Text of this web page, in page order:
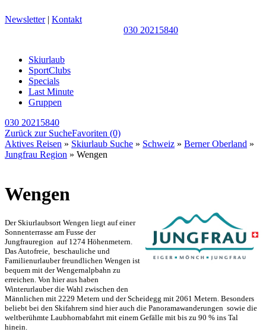
Newsletter| Kontakt
030 20215840
Skiurlaub
SportClubs
Specials
Last Minute
Gruppen
030 20215840
Zurück zur SucheFavoriten (0)
Aktives Reisen » Skiurlaub Suche » Schweiz » Berner Oberland »
Jungfrau Region » Wengen
Wengen
Der Skiurlaubsort Wengen liegt auf einer
Sonnenterrasse am Fusse der
Jungfrauregion auf 1274 Höhenmetern.
Das Autofreie, beschauliche und
Familienurlauber freundlichen Wengen ist
bequem mit der Wengernalpbahn zu
erreichen. Von hier aus haben
Winterurlauber die Wahl zwischen den
Männlichen mit 2229 Metern und der Scheidegg mit 2061 Metern. Besonders
beliebt bei den Skifahrern sind hier auch die Panoramawanderungen sowie die
weltberühmte Laubhornabfahrt mit einem Gefälle mit bis zu 90 % ins Tal
hinein.